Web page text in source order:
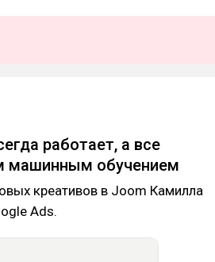
работает, а все
машинным обучением
креативов в Joom Камилла
Ads.